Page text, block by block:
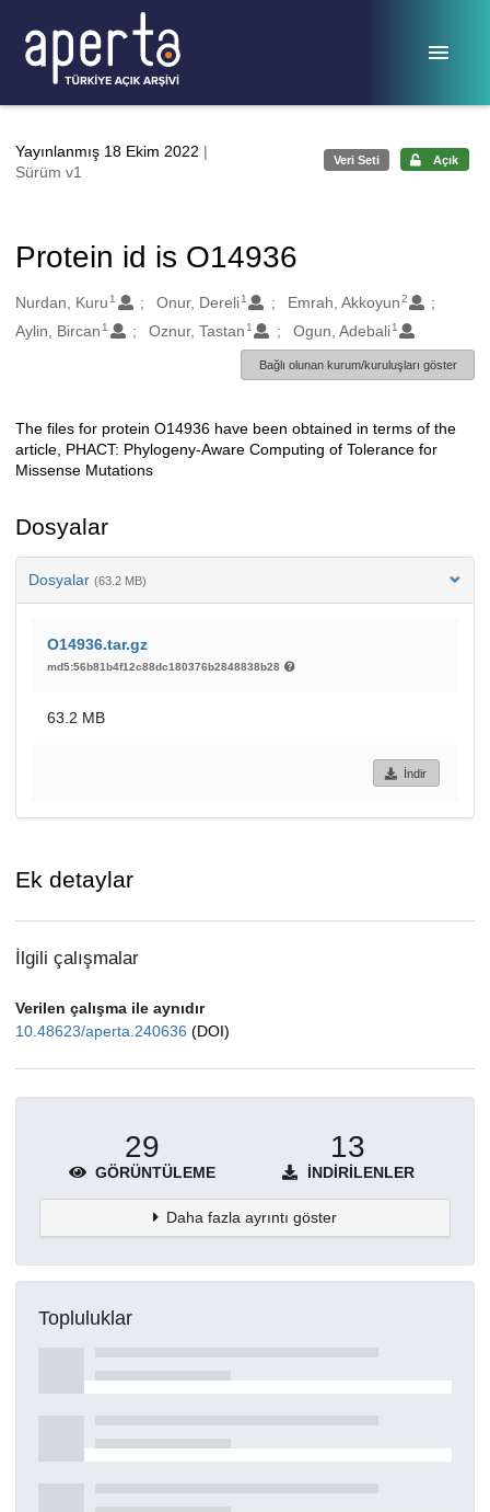
Yayınlanmış 18 Ekim 2022 |
Sürüm v1
Veri Seti Açık
Protein id is O14936
Oluşturanlar
Nurdan, Kuru 1 Onur, Dereli 1 Emrah, Akkoyun2
Aylin, Bircan 1 Oznur, Tastan 1 Ogun, Adebali 1
Bağlı olunan kurum/kuruluşları göster
Açıklama
The files for protein O14936 have been obtained in terms of the
article, PHACT: Phylogeny-Aware Computing of Tolerance for
Missense Mutations
Dosyalar
Dosyalar (63.2 MB)
O14936.tar.gz
md5:56b81b4f12c88dc180376b2848838b28
63.2 MB
İndir
Ek detaylar
İlgili çalışmalar
Verilen çalışma ile aynıdır
10.48623/aperta.240636 (DOI)
29
GÖRÜNTÜLEME
13
İNDIRILENLER
Daha fazla ayrıntı göster
Topluluklar